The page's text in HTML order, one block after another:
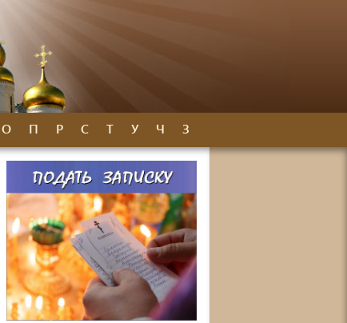
О П Р С Т У Ч З